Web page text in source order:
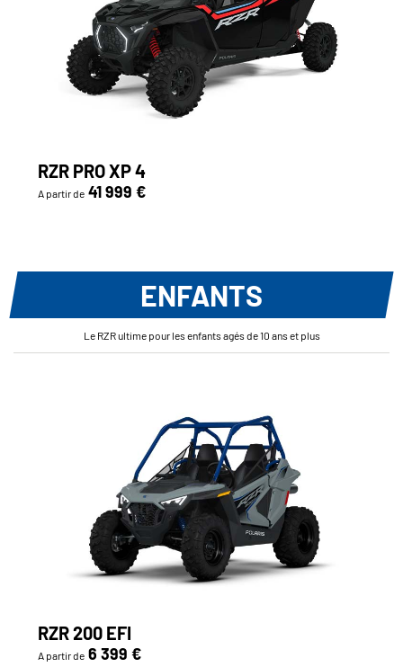
RZR PRO XP 4
A partir de 41 999 €
ENFANTS
Le RZR ultime pour les enfants agés de 10 ans et plus
RZR 200 EFI
A partir de 6 399 €